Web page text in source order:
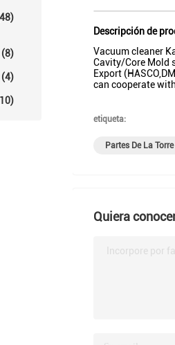
(8)
(4)
Descripción de
Vacuum cleaner
Cavity/Core Mold
Export
can cooperate
etiqueta:
Partes De La
Quiera
Incorpore por